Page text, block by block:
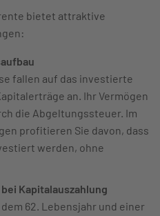
bietet attraktive
fallen auf das investierte
an. Ihr Vermögen
die Abgeltungssteuer. Im
profitieren Sie davon, dass
werden, ohne
Kapitalauszahlung
62. Lebensjahr und einer